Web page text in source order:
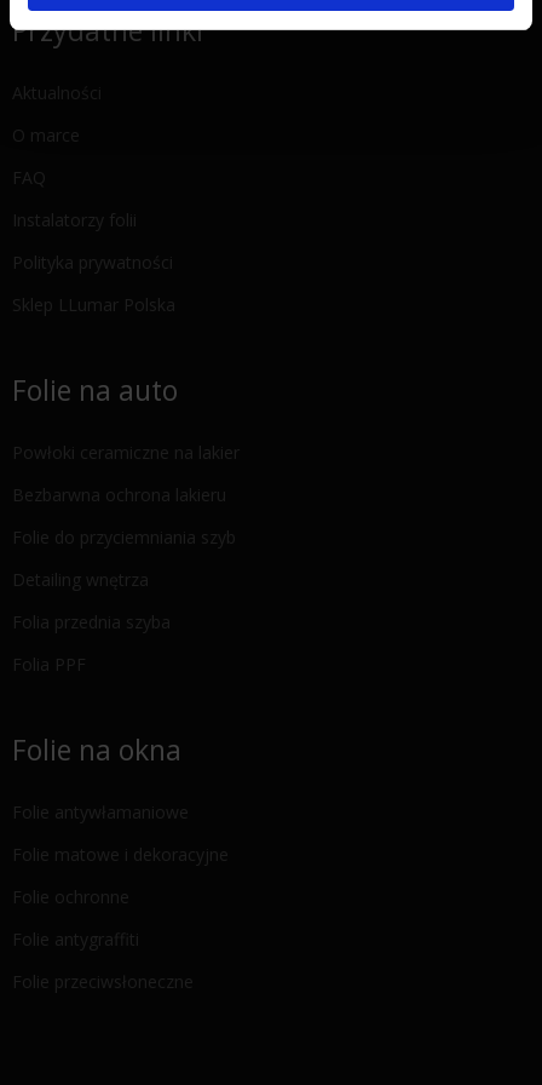
Przydatne linki
Aktualności
O marce
FAQ
Instalatorzy folii
Polityka prywatności
Sklep LLumar Polska
Folie na auto
Powłoki ceramiczne na lakier
Bezbarwna ochrona lakieru
Folie do przyciemniania szyb
Detailing wnętrza
Folia przednia szyba
Folia PPF
Folie na okna
Folie antywłamaniowe
Folie matowe i dekoracyjne
Folie ochronne
Folie antygraffiti
Folie przeciwsłoneczne